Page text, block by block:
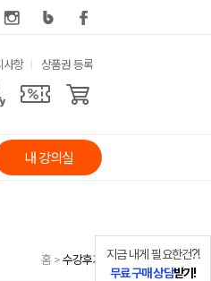
사항 상품권 등록
내 강의실
홈 >수강후기
지금 내게 필요한건?!
무료 구매 상담받기!